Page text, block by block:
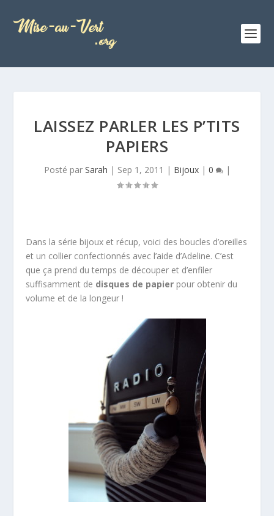
LAISSEZ PARLER LES P’TITS
PAPIERS
Posté par Sarah | Sep 1, 2011 | Bijoux| 0 |
Dans la série bijoux et récup, voici des boucles d’oreilles
et un collier confectionnés avec l’aide d’Adeline. C’est
que ça prend du temps de découper et d’enfiler
suffisamment de disques de papier pour obtenir du
volume et de la longeur !